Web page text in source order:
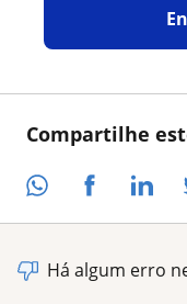
Compartilhe
Há algum erro